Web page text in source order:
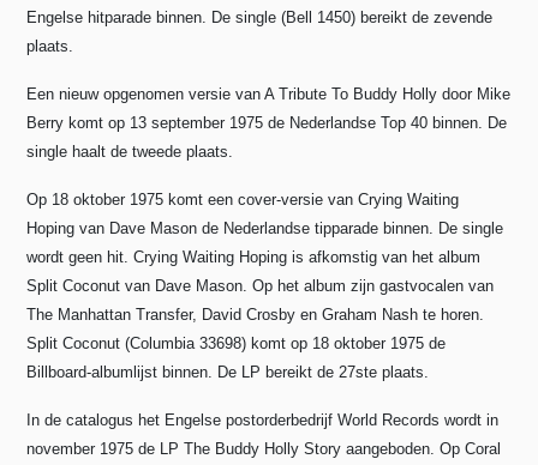
Engelse hitparade binnen. De single (Bell 1450) bereikt de zevende
plaats.
Een nieuw opgenomen versie van A Tribute To Buddy Holly door Mike
Berry komt op 13 september 1975 de Nederlandse Top 40 binnen. De
single haalt de tweede plaats.
Op 18 oktober 1975 komt een cover-versie van Crying Waiting
Hoping van Dave Mason de Nederlandse tipparade binnen. De single
wordt geen hit. Crying Waiting Hoping is afkomstig van het album
Split Coconut van Dave Mason. Op het album zijn gastvocalen van
The Manhattan Transfer, David Crosby en Graham Nash te horen.
Split Coconut (Columbia 33698) komt op 18 oktober 1975 de
Billboard-albumlijst binnen. De LP bereikt de 27ste plaats.
In de catalogus het Engelse postorderbedrijf World Records wordt in
november 1975 de LP The Buddy Holly Story aangeboden. Op Coral